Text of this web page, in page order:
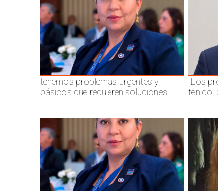
tenemos problemas urgentes y
básicos que requieren soluciones
"Los
tenido